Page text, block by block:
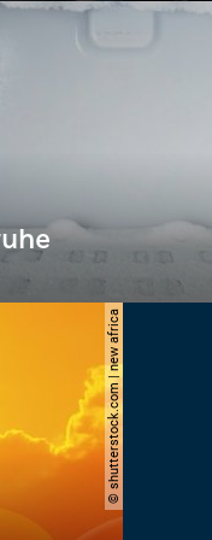
© shutterstock.com | new africa